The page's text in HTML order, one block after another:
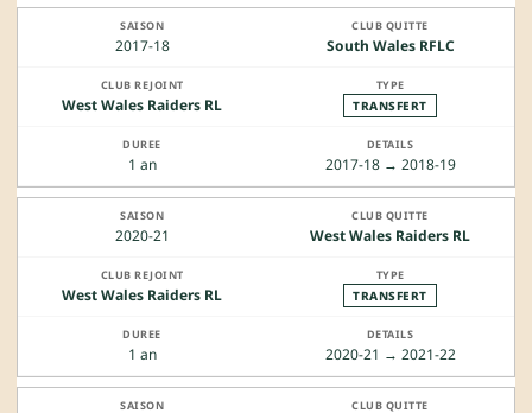
2017-18 South Wales RFLC
West Wales Raiders RL TRANSFERT
1 an 2017-18 → 2018-19
2020-21 West Wales Raiders RL
West Wales Raiders RL TRANSFERT
1 an 2020-21 → 2021-22